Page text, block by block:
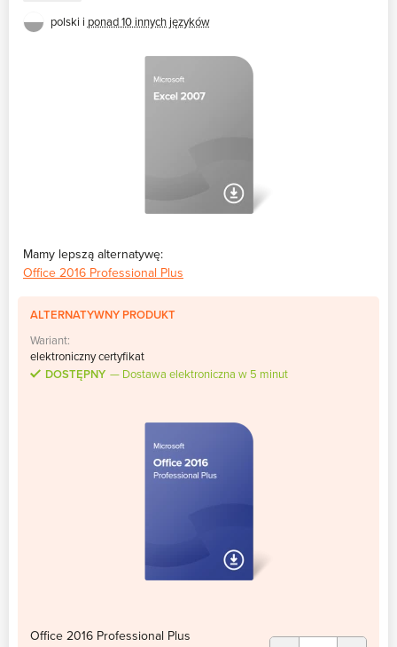
polski i ponad 10 innych języków
Mamy lepszą alternatywę:
Office 2016 Professional Plus
ALTERNATYWNY PRODUKT
Wariant:
elektroniczny certyfikat
DOSTĘPNY
Dostawa elektroniczna w 5 minut
Office 2016 Professional Plus